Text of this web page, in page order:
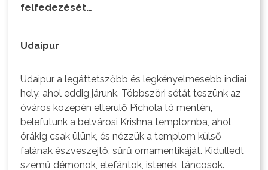
felfedezését…
Udaipur
Udaipur a legáttetszőbb és legkényelmesebb indiai
hely, ahol eddig járunk. Többszöri sétát teszünk az
óváros közepén elterülő Pichola tó mentén,
belefutunk a belvárosi Krishna templomba, ahol
órákig csak ülünk, és nézzük a templom külső
falának észveszejtő, sűrű ornamentikáját. Kidülledt
szemű démonok, elefántok, istenek, táncosok.